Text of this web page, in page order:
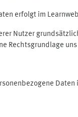
erfolgt im
Nutzer
Rechtsgrundlage